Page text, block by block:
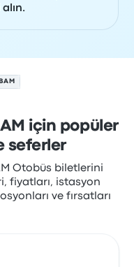
için popüler
seferler
Otobüs biletlerini
fiyatları, istasyon
ve fırsatları